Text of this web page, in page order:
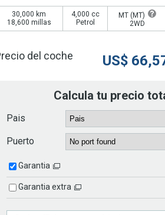
30,000 km
18,600 millas
4,000 cc
Petrol
MT ( MT)
2WD
del coche US$
Calcula tu precio
Pais
Puerto
Garantia
Garantia extra